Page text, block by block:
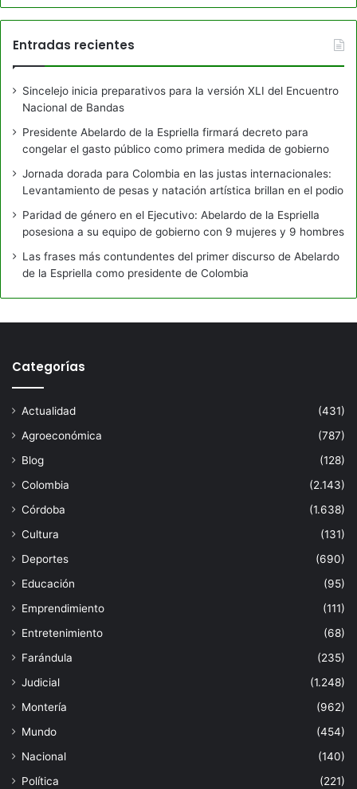
Entradas recientes
Sincelejo inicia preparativos para la versión XLI del Encuentro
Nacional de Bandas
Presidente Abelardo de la Espriella firmará decreto para
congelar el gasto público como primera medida de gobierno
Jornada dorada para Colombia en las justas internacionales:
Levantamiento de pesas y natación artística brillan en el podio
Paridad de género en el Ejecutivo: Abelardo de la Espriella
posesiona a su equipo de gobierno con 9 mujeres y 9 hombres
Las frases más contundentes del primer discurso de Abelardo
de la Espriella como presidente de Colombia
Categorías
Actualidad
(431)
Agroeconómica
(787)
Blog
(128)
Colombia
(2.143)
Córdoba
(1.638)
Cultura
(131)
Deportes
(690)
Educación
(95)
Emprendimiento
(111)
Entretenimiento
(68)
Farándula
(235)
Judicial
(1.248)
Montería
(962)
Mundo
(454)
Nacional
(140)
Política
(221)